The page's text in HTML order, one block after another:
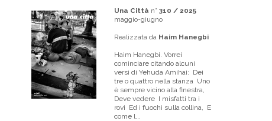
Una Città n° 310 / 2025
maggio-giugno
Realizzata da Haim Hanegbi
Haim Hanegbi. Vorrei
cominciare citando alcuni
versi di Yehuda Amihai: Dei
tre o quattro nella stanza Uno
è sempre vicino alla finestra,
Deve vedere I misfatti tra i
rovi Ed i fuochi sulla collina, E
come l...